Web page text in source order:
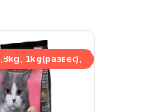
1kg(развес),